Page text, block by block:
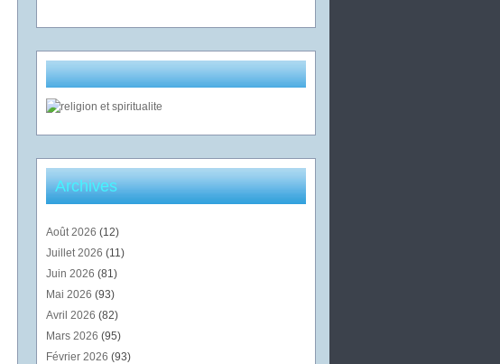
Archives
Août 2026 (12)
Juillet 2026 (11)
Juin 2026 (81)
Mai 2026 (93)
Avril 2026 (82)
Mars 2026 (95)
Février 2026 (93)